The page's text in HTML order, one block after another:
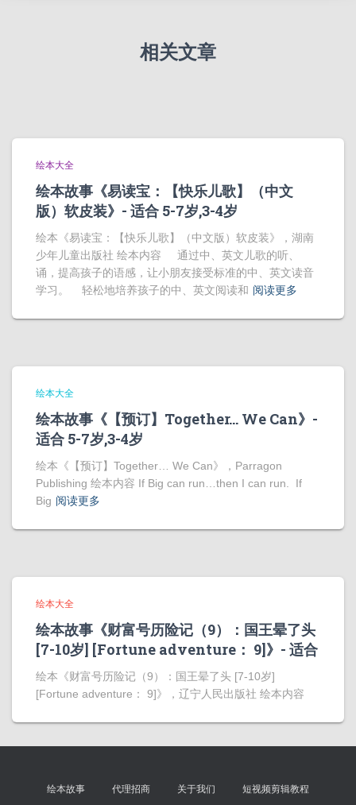
相关文章
绘本大全
绘本故事《易读宝：【快乐儿歌】（中文
版）软皮装》- 适合 5-7岁,3-4岁
绘本《易读宝：【快乐儿歌】（中文版）软皮装》，湖南
少年儿童出版社 绘本内容 通过中、英文儿歌的听、
诵，提高孩子的语感，让小朋友接受标准的中、英文读音
学习。 轻松地培养孩子的中、英文阅读和 阅读更多
绘本大全
绘本故事《【预订】Together… We Can》-
适合 5-7岁,3-4岁
绘本《【预订】Together… We Can》，Parragon
Publishing 绘本内容 If Big can run…then I can run. If
Big 阅读更多
绘本大全
绘本故事《财富号历险记（9）：国王晕了头
[7-10岁] [Fortune adventure： 9]》- 适合
绘本《财富号历险记（9）：国王晕了头 [7-10岁]
[Fortune adventure： 9]》，辽宁人民出版社 绘本内容
绘本故事 代理招商 关于我们 短视频剪辑教程